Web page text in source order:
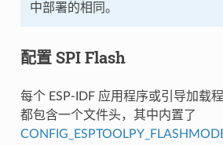
中部署的相同。
配置 SPI Flash
每个 ESP-IDF 应用程序或引导加载
都包含一个文件头，其中内置了